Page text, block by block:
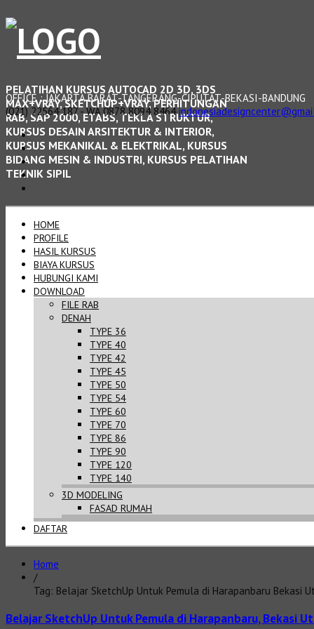
PELATIHAN KURSUS AUTOCAD 2D 3D, 3DS
MAX+VRAY, SKETCHUP+VRAY, PERHITUNGAN
RAB, SAP 2000, ETABS, TEKLA STRUKTUR,
KURSUS DESAIN ARSITEKTUR & INTERIOR,
KURSUS MEKANIKAL & ELEKTRIKAL, KURSUS
BIDANG MESIN & INDUSTRI, KURSUS PELATIHAN
TEKNIK SIPIL
OFFICE : JAKARTA BARAT-TANGERANG-CIPUTAT-BEKASI-BANDUNG
(021) 22564 187 - WA 0878 8094 8464
HOME
PROFILE
HASIL KURSUS
BIAYA KURSUS
HUBUNGI KAMI
DOWNLOAD
FILE RAB
DENAH
TYPE 36
TYPE 40
TYPE 42
TYPE 45
TYPE 50
TYPE 54
TYPE 60
TYPE 70
TYPE 86
TYPE 90
TYPE 120
TYPE 140
3D MODELING
FASAD RUMAH
DAFTAR
Home
/
Tag: Belajar SketchUp Untuk Pemula di Harapanbaru Bekasi
Belajar SketchUp Untuk Pemula di Harapanbaru, Bekasi